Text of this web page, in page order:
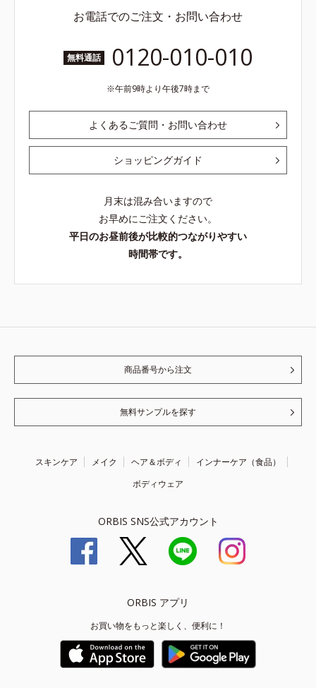
お電話でのご注文・お問い合わせ
無料通話 0120-010-010
午前9時より午後7時まで
よくあるご質問・お問い合わせ
ショッピングガイド
月末は混み合いますので
お早めにご注文ください。
平日のお昼前後が比較的つながりやすい
時間帯です。
商品番号から注文
無料サンプルを探す
スキンケア メイク ヘア＆ボディ
インナーケア（食品）
ボディウェア
ORBIS SNS公式アカウント
ORBIS アプリ
お買い物をもっと楽しく、便利に！